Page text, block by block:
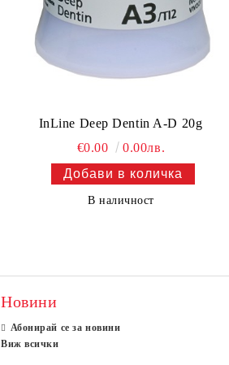
InLine Deep Dentin A-D 20g
€0.00
0.00лв.
В наличност
BLZ LS100
Новини
Абонирай се за новини
Виж всички